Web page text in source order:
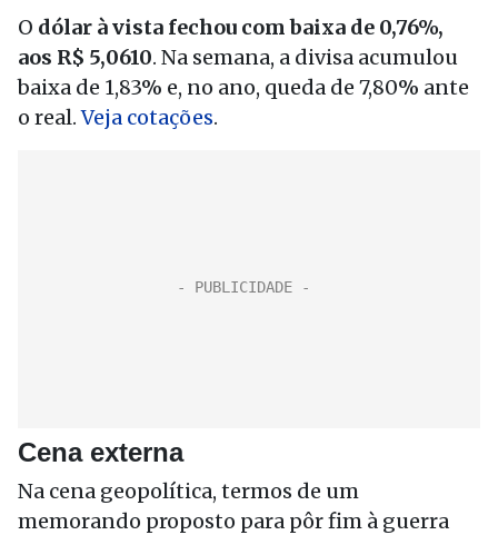
O dólar à vista fechou com baixa de 0,76%,
aos R$ 5,0610. Na semana, a divisa acumulou
baixa de 1,83% e, no ano, queda de 7,80% ante
o real.Veja cotações.
Cena externa
Na cena geopolítica, termos de um
memorando proposto para pôr fim à guerra